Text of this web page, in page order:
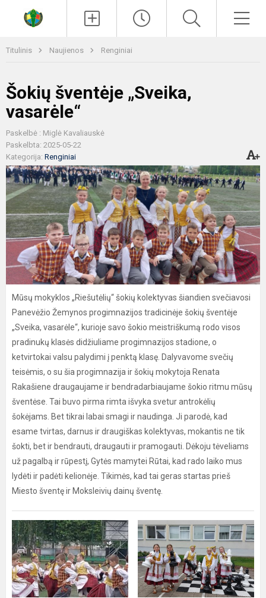
Titulinis Naujienos Renginiai
Šokių šventėje „Sveika,
vasarėle“
Paskelbė : Miglė Kavaliauskė
Paskelbta: 2025-05-22
Kategorija: Renginiai
Mūsų mokyklos „Riešutėlių“ šokių kolektyvas šiandien svečiavosi
Panevėžio Žemynos progimnazijos tradicinėje šokių šventėje
„Sveika, vasarėle“, kurioje savo šokio meistriškumą rodo visos
pradinukų klasės didžiuliame progimnazijos stadione, o
ketvirtokai valsu palydimi į penktą klasę. Dalyvavome svečių
teisėmis, o su šia progimnazija ir šokių mokytoja Renata
Rakašiene draugaujame ir bendradarbiaujame šokio ritmu mūsų
šventėse. Tai buvo pirma rimta išvyka svetur antrokėlių
šokėjams. Bet tikrai labai smagi ir naudinga. Ji parodė, kad
esame tvirtas, darnus ir draugiškas kolektyvas, mokantis ne tik
šokti, bet ir bendrauti, draugauti ir pramogauti. Dėkoju tėveliams
už pagalbą ir rūpestį, Gytės mamytei Rūtai, kad rado laiko mus
lydėti ir padėti kelionėje. Tikimės, kad tai geras startas prieš
Miesto šventę ir Moksleivių dainų šventę.